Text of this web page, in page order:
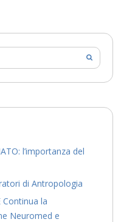
l’importanza del
di Antropologia
Continua la
Neuromed e